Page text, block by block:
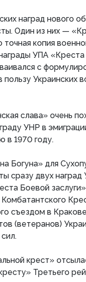
наград нового
Один из них —
копия
УПА «Креста
с
пользу Украинских
слава» очень
УНР в
в 1970 году.
Богуна» для
сразу двух наград
Боевой
Комбатантского
съездом в
(ветеранов)
крест»
Третьего